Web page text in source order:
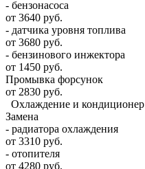
- бензонасоса
от 3640 руб.
- датчика уровня топлива
от 3680 руб.
- бензинового инжектора
от 1450 руб.
Промывка форсунок
от 2830 руб.
Охлаждение и кондиционер
Замена
- радиатора охлаждения
от 3310 руб.
- отопителя
от 4280 руб.